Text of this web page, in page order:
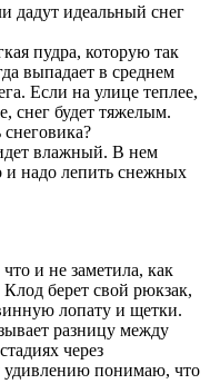
дадут идеальный снег
пудра, которую так
выпадает в среднем
Если на улице теплее,
снег будет тяжелым.
влажный. В нем
и надо лепить снежных
и не заметила, как
берет свой рюкзак,
лопату и щетки.
разницу между
через
удивлению понимаю, что